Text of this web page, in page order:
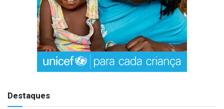
Destaques